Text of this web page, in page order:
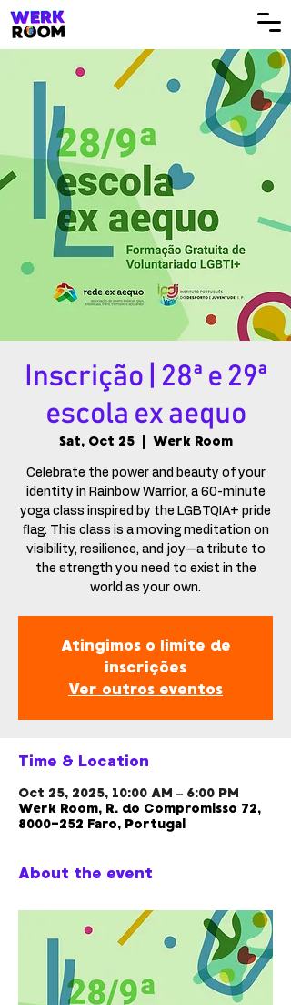
Inscrição | 28ª e 29ª
escola ex aequo
Sat, Oct 25
  |
Werk Room
Celebrate the power and beauty of your
identity in Rainbow Warrior, a 60-minute
yoga class inspired by the LGBTQIA+ pride
flag. This class is a moving meditation on
visibility, resilience, and joy—a tribute to
the strength you need to exist in the
world as your own.
Atingimos o limite de
inscrições
Ver outros eventos
Time & Location
Oct 25, 2025, 10:00 AM – 6:00 PM
Werk Room, R. do Compromisso 72,
8000-252 Faro, Portugal
About the event